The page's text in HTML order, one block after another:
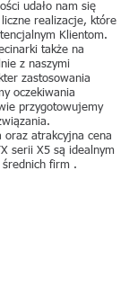
udało nam się
realizacje, które
Klientom.
także na
z naszymi
zastosowania
oczekiwania
przygotowujemy
oraz atrakcyjna cena
serii X5 są idealnym
średnich firm .